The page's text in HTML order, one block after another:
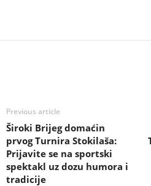
Previous article
Široki Brijeg domaćin
prvog Turnira Stokilaša:
Prijavite se na sportski
spektakl uz dozu humora i
tradicije